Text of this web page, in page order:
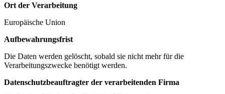
Ort der Verarbeitung
Europäische Union
Aufbewahrungsfrist
Die Daten werden gelöscht, sobald sie nicht mehr für die
Verarbeitungszwecke benötigt werden.
Datenschutzbeauftragter der verarbeitenden Firma